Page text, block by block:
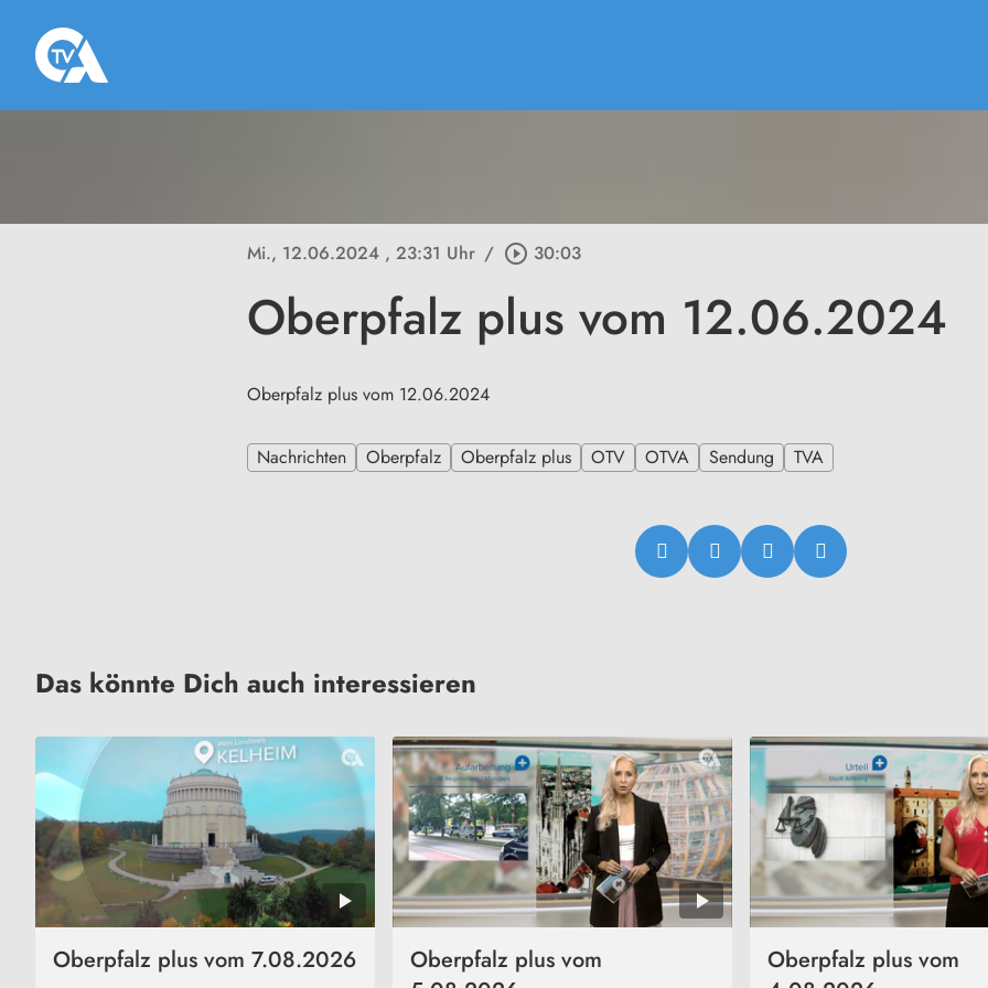
Mi., 12.06.2024 , 23:31 Uhr / play_circle_outline 30:03
Oberpfalz plus vom 12.06.2024
Oberpfalz plus vom 12.06.2024
Nachrichten Oberpfalz Oberpfalz plus OTV OTVA Sendung TVA
Das könnte Dich auch interessieren
Oberpfalz plus vom 7.08.2026
Oberpfalz plus vom
Oberpfalz plus vom